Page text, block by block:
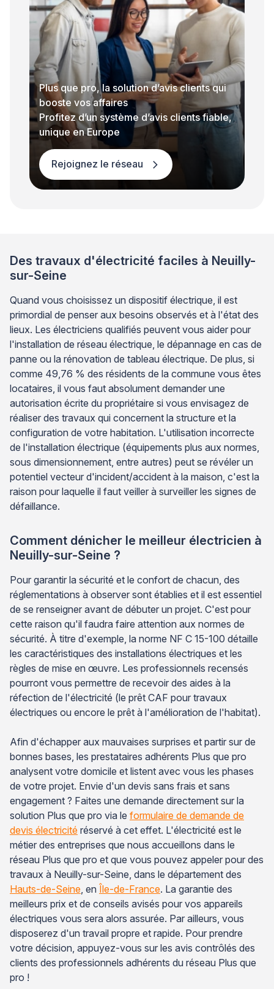
Plus que pro, la solution d’avis clients qui
booste vos affaires
Profitez d’un système d’avis clients fiable,
unique en Europe
Rejoignez le réseau
Des travaux d'électricité faciles à Neuilly-
sur-Seine
Quand vous choisissez un dispositif électrique, il est
primordial de penser aux besoins observés et à l'état des
lieux. Les électriciens qualifiés peuvent vous aider pour
l'installation de réseau électrique, le dépannage en cas de
panne ou la rénovation de tableau électrique. De plus, si
comme 49,76 % des résidents de la commune vous êtes
locataires, il vous faut absolument demander une
autorisation écrite du propriétaire si vous envisagez de
réaliser des travaux qui concernent la structure et la
configuration de votre habitation. L'utilisation incorrecte
de l'installation électrique (équipements plus aux normes,
sous dimensionnement, entre autres) peut se révéler un
potentiel vecteur d'incident/accident à la maison, c'est la
raison pour laquelle il faut veiller à surveiller les signes de
défaillance.
Comment dénicher le meilleur électricien à
Neuilly-sur-Seine ?
Pour garantir la sécurité et le confort de chacun, des
réglementations à observer sont établies et il est essentiel
de se renseigner avant de débuter un projet. C'est pour
cette raison qu'il faudra faire attention aux normes de
sécurité. À titre d'exemple, la norme NF C 15-100 détaille
les caractéristiques des installations électriques et les
règles de mise en œuvre. Les professionnels recensés
pourront vous permettre de recevoir des aides à la
réfection de l'électricité (le prêt CAF pour travaux
électriques ou encore le prêt à l'amélioration de l'habitat).
Afin d'échapper aux mauvaises surprises et partir sur de
bonnes bases, les prestataires adhérents Plus que pro
analysent votre domicile et listent avec vous les phases
de votre projet. Envie d'un devis sans frais et sans
engagement ? Faites une demande directement sur la
solution Plus que pro via le formulaire de demande de
devis électricité réservé à cet effet. L'électricité est le
métier des entreprises que nous accueillons dans le
réseau Plus que pro et que vous pouvez appeler pour des
travaux à Neuilly-sur-Seine, dans le département des
Hauts-de-Seine , en Île-de-France. La garantie des
meilleurs prix et de conseils avisés pour vos appareils
électriques vous sera alors assurée. Par ailleurs, vous
disposerez d'un travail propre et rapide. Pour prendre
votre décision, appuyez-vous sur les avis contrôlés des
clients des professionnels adhérents du réseau Plus que
pro !